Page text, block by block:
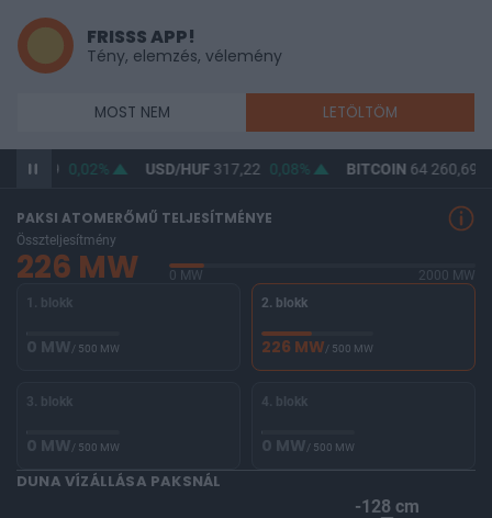
FRISSS APP!
Tény, elemzés, vélemény
MOST NEM LETÖLTÖM
365,49 0,02% USD/HUF317,22 0,08% BITCOIN64 260,69
PAKSI ATOMERŐMŰ TELJESÍTMÉNYE
Összteljesítmény
226 MW 0 MW
2000 MW
1. blokk
0 MW/ 500 MW
2. blokk
226 MW/ 500 MW
3. blokk
0 MW/ 500 MW
4. blokk
0 MW/ 500 MW
DUNA VÍZÁLLÁSA PAKSNÁL
-128 cm